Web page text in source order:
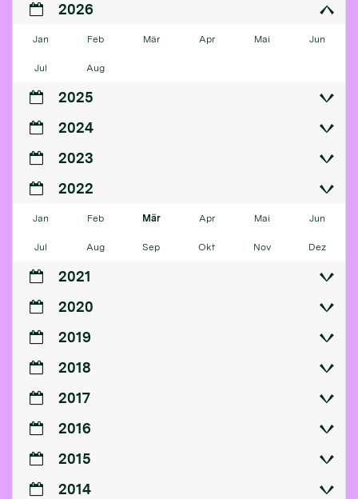
2026
Jan Feb Mär Apr Mai Jun
Jul Aug
2025
2024
2023
2022
Jan Feb Mär Apr Mai Jun
Jul Aug Sep Okt Nov Dez
2021
2020
2019
2018
2017
2016
2015
2014